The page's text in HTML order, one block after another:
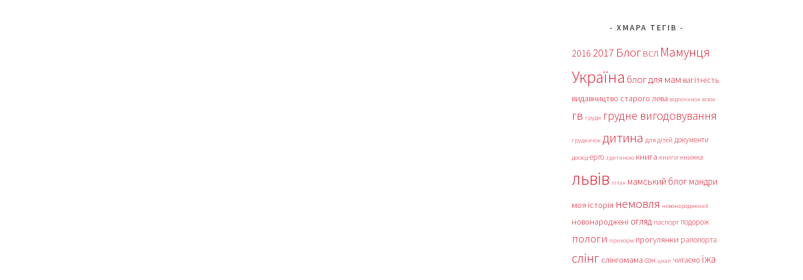
ХМАРА ТЕГІВ
2016 2017 Блог ВСЛ Мамунця
Україна блог для мам вагітність
видавництво старого лева відпочинок візок
гв груди грудне вигодовування
грудничок дитина для дітей документи
досвід ерго з дитиною книга книги книжка
львів літак мамський блог мандри
моя історія немовля новонароджений
новонароджені огляд паспорт подорож
пологи прикорм прогулянки рапопорта
слінг слінгомама сон цнап читаємоїжа